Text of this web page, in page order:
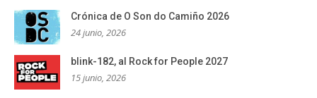
Crónica de O Son do Camiño 2026
24 junio, 2026
blink-182, al Rock for People 2027
15 junio, 2026